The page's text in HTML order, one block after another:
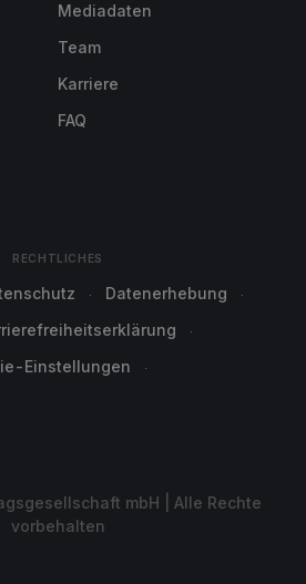
Mediadaten
Team
Karriere
FAQ
RECHTLICHES
Datenerhebung
Einstellungen
mbH | Alle Rechte
vorbehalten